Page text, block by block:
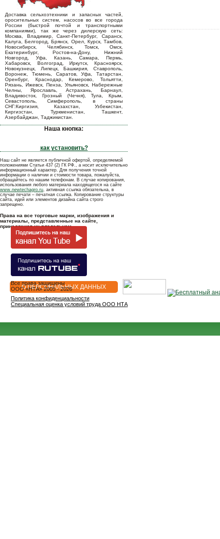
Доставка сельхозтехники и запасных частей,
оросительных систем, насосов во все города
России (быстрой почтой и транспортными
компаниями), так же через дилерскую сеть:
Москва, Владимир, Санкт-Петербург, Саранск,
Калуга, Белгород, Брянск, Орел, Курск, Тамбов,
Новосибирск, Челябинск, Томск, Омск,
Екатеринбург, Ростов-на-Дону, Нижний
Новгород, Уфа, Казань, Самара, Пермь,
Хабаровск, Волгоград, Иркутск, Красноярск,
Новокузнецк, Липецк, Башкирия, Ставрополь,
Воронеж, Тюмень, Саратов, Уфа, Татарстан,
Оренбург, Краснодар, Кемерово, Тольятти,
Рязань, Ижевск, Пенза, Ульяновск, Набережные
Челны, Ярославль, Астрахань, Барнаул,
Владивосток, Грозный (Чечня), Тула, Крым,
Севастополь, Симферополь, в страны
СНГ:Киргизия, Казахстан, Узбекистан,
Киргизстан, Туркменистан, Ташкент,
Азербайджан, Таджикистан.
Наша кнопка:
как установить?
Наш сайт не является публичной офертой, определяемой
положениями Статьи 437 (2) ГК РФ., а носит исключительно
информационный характер. Для получения точной
информации о наличии и стоимости товара, пожалуйста,
обращайтесь по нашим телефонам. В случае копирования,
использования любого материала находящегося на сайте
www.newtechagro.ru, активная ссылка обязательна, в
случае печати – печатная ссылка. Копирование структуры
сайта, идей или элементов дизайна сайта строго
запрещено.
Права на все торговые марки, изображения и
материалы, представленные на сайте,
принадлежат их владельцам.
О ПЕРСОНАЛЬНЫХ ДАННЫХ
Все права защищены
OOO «НТА» 2005 - 2026
Политика конфиденциальности
Специальная оценка условий труда ООО НТА